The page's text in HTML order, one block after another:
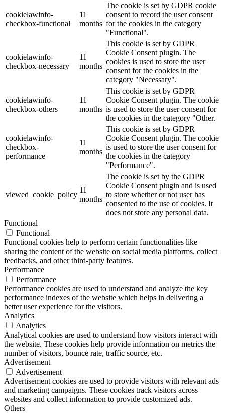
cookielawinfo-
checkbox-functional
11
months
The cookie is set by GDPR cookie
consent to record the user consent
for the cookies in the category
"Functional".
cookielawinfo-
checkbox-necessary
11
months
This cookie is set by GDPR
Cookie Consent plugin. The
cookies is used to store the user
consent for the cookies in the
category "Necessary".
cookielawinfo-
checkbox-others
11
months
This cookie is set by GDPR
Cookie Consent plugin. The cookie
is used to store the user consent for
the cookies in the category "Other.
cookielawinfo-
checkbox-
performance
11
months
This cookie is set by GDPR
Cookie Consent plugin. The cookie
is used to store the user consent for
the cookies in the category
"Performance".
viewed_cookie_policy
11
months
The cookie is set by the GDPR
Cookie Consent plugin and is used
to store whether or not user has
consented to the use of cookies. It
does not store any personal data.
Functional
Functional
Functional cookies help to perform certain functionalities like
sharing the content of the website on social media platforms, collect
feedbacks, and other third-party features.
Performance
Performance
Performance cookies are used to understand and analyze the key
performance indexes of the website which helps in delivering a
better user experience for the visitors.
Analytics
Analytics
Analytical cookies are used to understand how visitors interact with
the website. These cookies help provide information on metrics the
number of visitors, bounce rate, traffic source, etc.
Advertisement
Advertisement
Advertisement cookies are used to provide visitors with relevant ads
and marketing campaigns. These cookies track visitors across
websites and collect information to provide customized ads.
Others